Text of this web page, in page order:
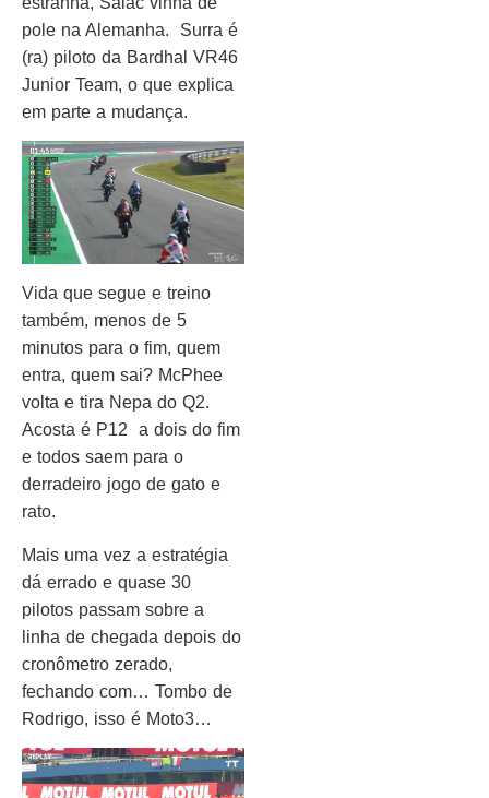
pole na Alemanha. Surra é
(ra) piloto da Bardhal VR46
Junior Team, o que explica
em parte a mudança.
Vida que segue e treino
também, menos de 5
minutos para o fim, quem
entra, quem sai? McPhee
volta e tira Nepa do Q2.
Acosta é P12 a dois do fim
e todos saem para o
derradeiro jogo de gato e
rato.
Mais uma vez a estratégia
dá errado e quase 30
pilotos passam sobre a
linha de chegada depois do
cronômetro zerado,
fechando com… Tombo de
Rodrigo, isso é Moto3…